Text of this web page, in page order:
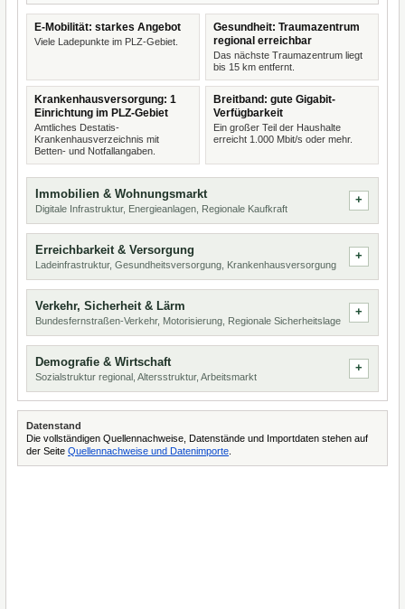
E-Mobilität: starkes Angebot
Viele Ladepunkte im PLZ-Gebiet.
Gesundheit: Traumazentrum
regional erreichbar
Das nächste Traumazentrum liegt
bis 15 km entfernt.
Krankenhausversorgung: 1
Einrichtung im PLZ-Gebiet
Amtliches Destatis-
Krankenhausverzeichnis mit
Betten- und Notfallangaben.
Breitband: gute Gigabit-
Verfügbarkeit
Ein großer Teil der Haushalte
erreicht 1.000 Mbit/s oder mehr.
Immobilien & Wohnungsmarkt
Digitale Infrastruktur, Energieanlagen, Regionale Kaufkraft
Erreichbarkeit & Versorgung
Ladeinfrastruktur, Gesundheitsversorgung, Krankenhausversorgung
Verkehr, Sicherheit & Lärm
Bundesfernstraßen-Verkehr, Motorisierung, Regionale Sicherheitslage
Demografie & Wirtschaft
Sozialstruktur regional, Altersstruktur, Arbeitsmarkt
Datenstand
Die vollständigen Quellennachweise, Datenstände und Importdaten stehen auf
der Seite Quellennachweise und Datenimporte